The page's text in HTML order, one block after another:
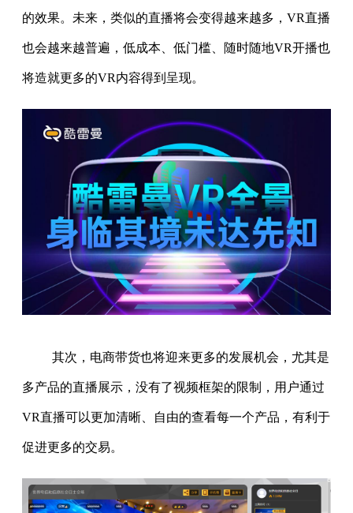
的效果。未来，类似的直播将会变得越来越多，VR直播
也会越来越普遍，低成本、低门槛、随时随地VR开播也
将造就更多的VR内容得到呈现。
其次，电商带货也将迎来更多的发展机会，尤其是
多产品的直播展示，没有了视频框架的限制，用户通过
VR直播可以更加清晰、自由的查看每一个产品，有利于
促进更多的交易。